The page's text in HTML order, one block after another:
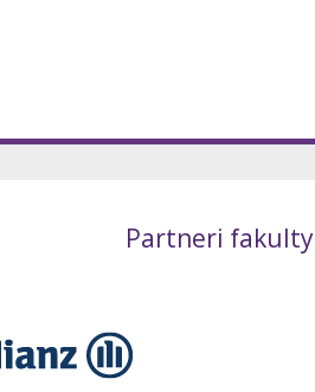
Partneri fakulty